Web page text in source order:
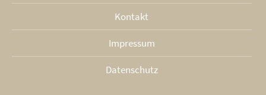
Kontakt
Impressum
Datenschutz